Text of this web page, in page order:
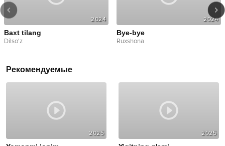
2024
Baxt tilang
Dilso'z
2024
Bye-bye
Ruxshona
Рекомендуемые
2025 2025